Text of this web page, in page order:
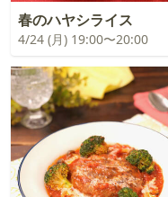
春のハヤシライス
4/24 (月) 19:00〜20:00